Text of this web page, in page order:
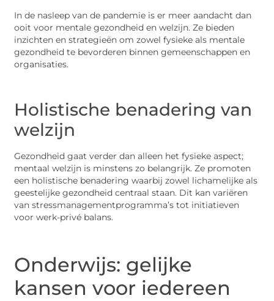
In de nasleep van de pandemie is er meer aandacht dan
ooit voor mentale gezondheid en welzijn. Ze bieden
inzichten en strategieën om zowel fysieke als mentale
gezondheid te bevorderen binnen gemeenschappen en
organisaties.
Holistische benadering van
welzijn
Gezondheid gaat verder dan alleen het fysieke aspect;
mentaal welzijn is minstens zo belangrijk. Ze promoten
een holistische benadering waarbij zowel lichamelijke als
geestelijke gezondheid centraal staan. Dit kan variëren
van stressmanagementprogramma’s tot initiatieven
voor werk-privé balans.
Onderwijs: gelijke
kansen voor iedereen